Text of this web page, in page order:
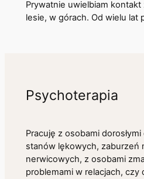
Prywatnie uwielbiam
lesie, w górach. Od wielu lat
Psychoterapia
Pracuję z osobami
stanów lękowych, zaburzeń
nerwicowych, z osobami
problemami w relacjach, czy